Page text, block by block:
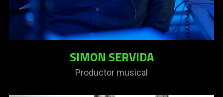
SIMON SERVIDA
Productor musical